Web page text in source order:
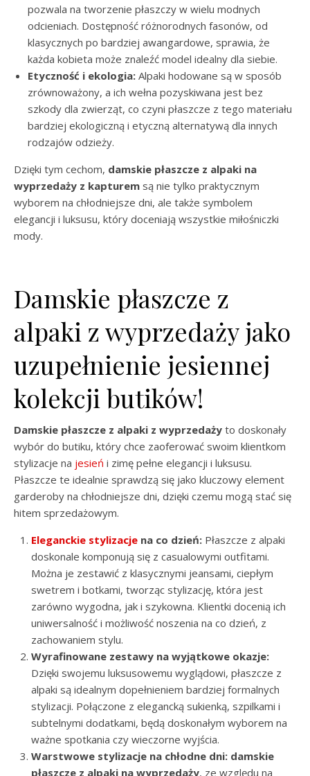
pozwala na tworzenie płaszczy w wielu modnych
odcieniach. Dostępność różnorodnych fasonów, od
klasycznych po bardziej awangardowe, sprawia, że
każda kobieta może znaleźć model idealny dla siebie.
Etyczność i ekologia: Alpaki hodowane są w sposób
zrównoważony, a ich wełna pozyskiwana jest bez
szkody dla zwierząt, co czyni płaszcze z tego materiału
bardziej ekologiczną i etyczną alternatywą dla innych
rodzajów odzieży.
Dzięki tym cechom, damskie płaszcze z alpaki na
wyprzedaży z kapturem są nie tylko praktycznym
wyborem na chłodniejsze dni, ale także symbolem
elegancji i luksusu, który doceniają wszystkie miłośniczki
mody.
Damskie płaszcze z
alpaki z wyprzedaży jako
uzupełnienie jesiennej
kolekcji butików!
Damskie płaszcze z alpaki z wyprzedaży to doskonały
wybór do butiku, który chce zaoferować swoim klientkom
stylizacje na jesień i zimę pełne elegancji i luksusu.
Płaszcze te idealnie sprawdzą się jako kluczowy element
garderoby na chłodniejsze dni, dzięki czemu mogą stać się
hitem sprzedażowym.
Eleganckie stylizacje na co dzień: Płaszcze z alpaki
doskonale komponują się z casualowymi outfitami.
Można je zestawić z klasycznymi jeansami, ciepłym
swetrem i botkami, tworząc stylizację, która jest
zarówno wygodna, jak i szykowna. Klientki docenią ich
uniwersalność i możliwość noszenia na co dzień, z
zachowaniem stylu.
Wyrafinowane zestawy na wyjątkowe okazje:
Dzięki swojemu luksusowemu wyglądowi, płaszcze z
alpaki są idealnym dopełnieniem bardziej formalnych
stylizacji. Połączone z elegancką sukienką, szpilkami i
subtelnymi dodatkami, będą doskonałym wyborem na
ważne spotkania czy wieczorne wyjścia.
Warstwowe stylizacje na chłodne dni: damskie
płaszcze z alpaki na wyprzedaży, ze względu na